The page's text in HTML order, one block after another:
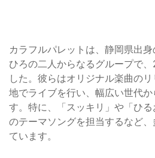
カラフルパレットは、静岡県出
ひろの二人からなるグループで
した。彼らはオリジナル楽曲の
地でライブを行い、幅広い世代
す。特に、「スッキリ」や「ひ
のテーマソングを担当するなど
ています。